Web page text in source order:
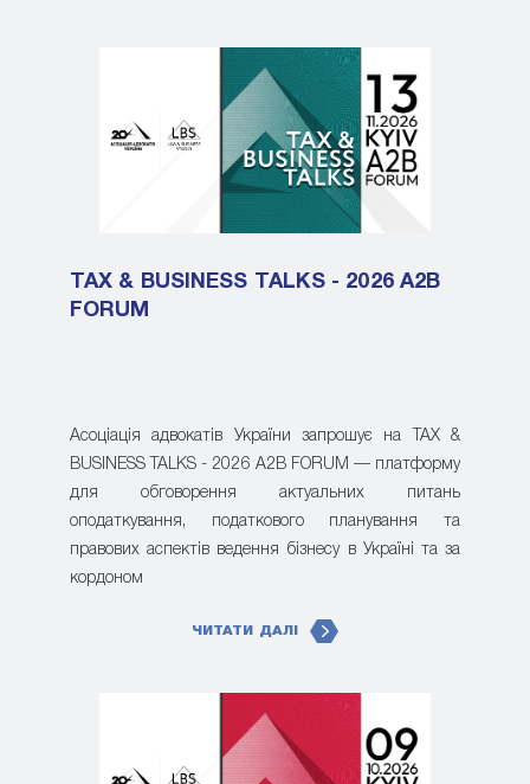
TAX & BUSINESS TALKS - 2026 A2B
FORUM
Асоціація адвокатів України запрошує на TAX &
BUSINESS TALKS - 2026 A2B FORUM — платформу
для обговорення актуальних питань
оподаткування, податкового планування та
правових аспектів ведення бізнесу в Україні та за
кордоном
ЧИТАТИ ДАЛІ